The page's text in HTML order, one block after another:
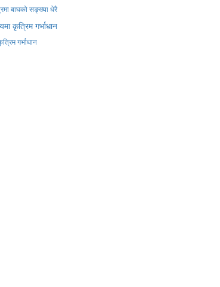
बाघको सङ्ख्या धेरै
गर्भाधान